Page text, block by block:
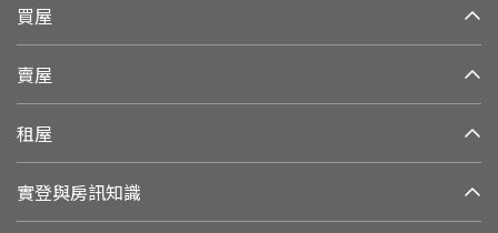
買屋
賣屋
租屋
實登與房訊知識